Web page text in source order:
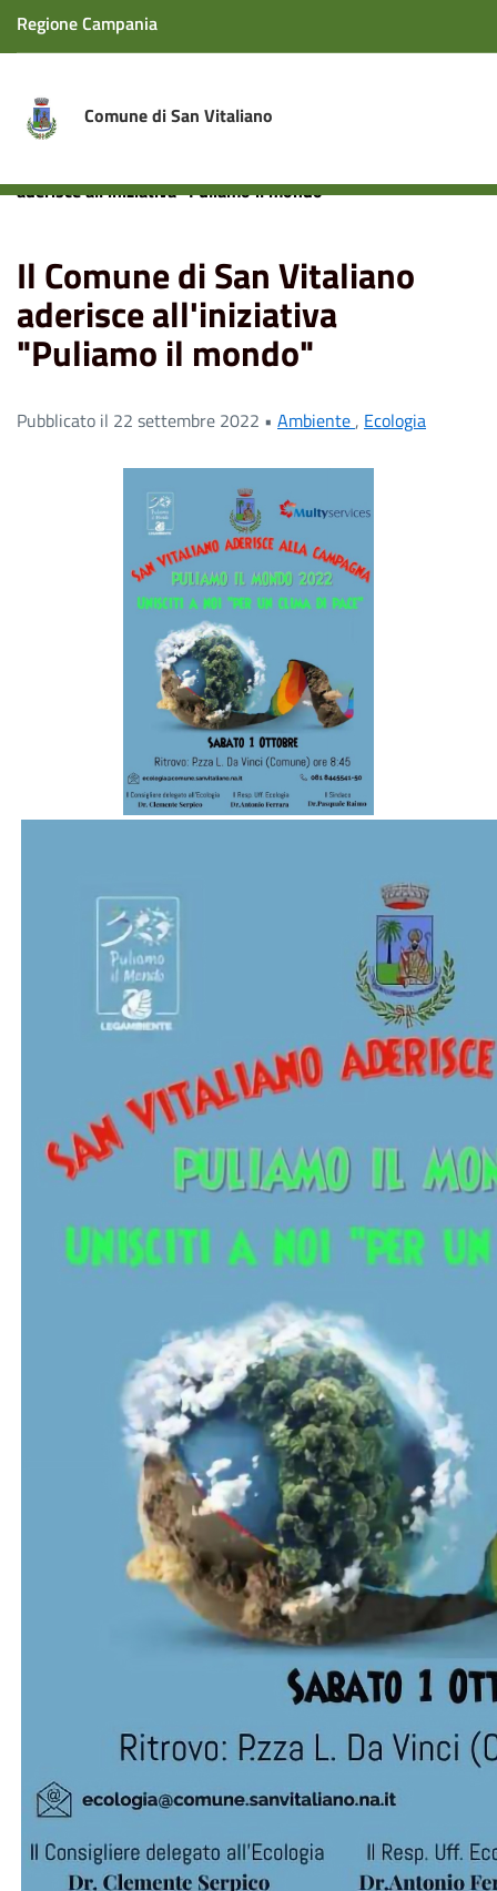
Regione Campania
Comune di San Vitaliano
aderisce all'iniziativa "Puliamo il mondo"
Il Comune di San Vitaliano
aderisce all'iniziativa
"Puliamo il mondo"
Pubblicato il 22 settembre 2022 • Ambiente, Ecologia